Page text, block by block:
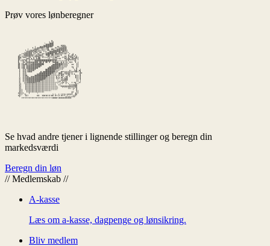
Prøv vores lønberegner
Se hvad andre tjener i lignende stillinger og beregn din
markedsværdi
Beregn din løn
// Medlemskab //
A-kasse
Læs om a-kasse, dagpenge og lønsikring.
Bliv medlem